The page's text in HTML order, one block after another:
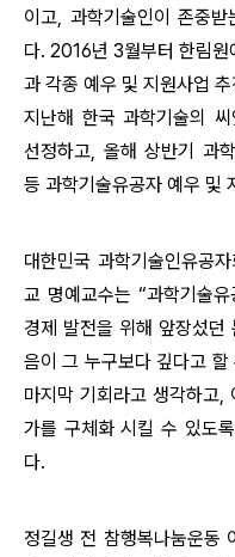
이고, 과학기술인이 존중
다. 2016년 3월부터 한림원
과 각종 예우 및 지원사업
지난해 한국 과학기술의
선정하고, 올해 상반기 과
등 과학기술유공자 예우 및
대한민국 과학기술인유공
교 명예교수는 “과학기술
경제 발전을 위해 앞장섰
음이 그 누구보다 깊다고
마지막 기회라고 생각하고,
가를 구체화 시킬 수 있도
다.
정길생 전 참행복나눔운동